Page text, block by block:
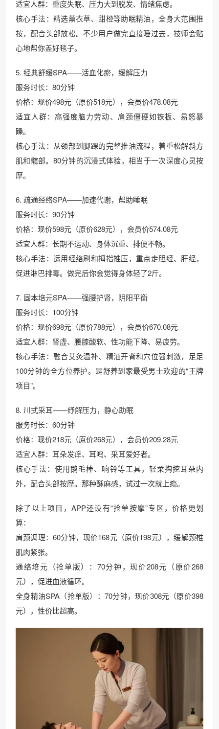
适宜人群：重度失眠、压力大到脱发、情绪焦虑。
核心手法：精选薰衣草、甜橙等助眠精油，全身大范围推
按，配合头部放松。不少用户做完直接睡过去，技师会贴
心地帮你盖好毯子。
5. 经典舒缓SPA——活血化瘀，缓解压力
服务时长：80分钟
价格：现价498元（原价518元），会员价478.08元
适宜人群：高强度脑力劳动、肩颈僵硬如铁板、易怒暴
躁。
核心手法：从颈部到脚踝的完整推油流程，着重松解斜方
肌和髋部。80分钟的沉浸式体验，相当于一次深度心灵按
摩。
6. 疏通经络SPA——加速代谢，帮助睡眠
服务时长：90分钟
价格：现价598元（原价628元），会员价574.08元
适宜人群：长期不运动、身体沉重、排便不畅。
核心手法：运用经络刷和拇指推压，重点走胆经、肝经，
促进淋巴排毒。做完后你会觉得身体轻了2斤。
7. 固本培元SPA——强腰护肾，阴阳平衡
服务时长：100分钟
价格：现价698元（原价788元），会员价670.08元
适宜人群：肾虚、腰膝酸软、性功能下降、易疲劳。
核心手法：融合艾灸温补、精油开背和穴位强刺激，足足
100分钟的全方位养护。是舒养到家最受男士欢迎的“王牌
项目”。
8. 川式采耳——纾解压力，静心助眠
服务时长：60分钟
价格：现价218元（原价268元），会员价209.28元
适宜人群：耳朵发痒、耳鸣、采耳爱好者。
核心手法：使用鹅毛棒、响铃等工具，轻柔掏挖耳朵内
外，配合头部按摩。那种酥麻感，试过一次就上瘾。
除了以上项目，APP还设有“抢单按摩”专区，价格更划
算：
肩颈调理：60分钟，现价168元（原价198元），缓解颈椎
肌肉紧张。
通络培元（抢单版）：70分钟，现价208元（原价268
元），促进血液循环。
全身精油SPA（抢单版）：70分钟，现价308元（原价398
元），性价比超高。